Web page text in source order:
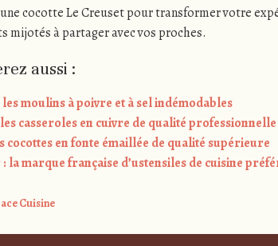
cocotte Le Creuset pour transformer votre
mijotés à partager avec vos proches.
aussi :
les moulins à poivre et à sel indémodables
casseroles en cuivre de qualité professionnelle
cocottes en fonte émaillée de qualité supérieure
la marque française d’ustensiles de cuisine
Cuisine